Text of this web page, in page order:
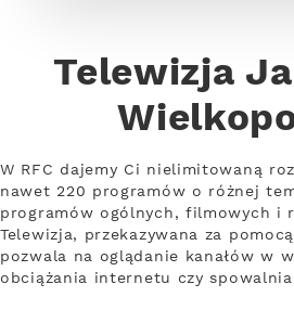
Telewizja
W RFC dajemy Ci nielimitowaną
nawet 220 programów o różnej
programów ogólnych, filmowych i
Telewizja, przekazywana za
pozwala na oglądanie kanałów w
obciążania internetu czy